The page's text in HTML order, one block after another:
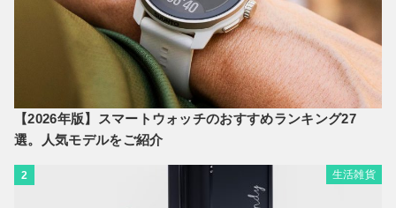
【2026年版】スマートウォッチのおすすめランキング27
選。人気モデルをご紹介
2 生活雑貨